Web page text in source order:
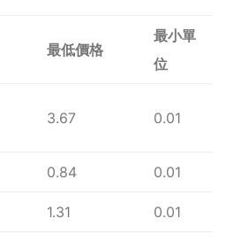
最低價格
最小單
位
3.67 0.01
0.84 0.01
1.31 0.01